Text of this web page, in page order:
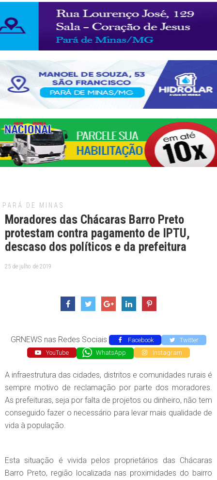
PARÁ DE MINAS
Moradores das Chácaras Barro Preto
protestam contra pagamento de IPTU,
descaso dos políticos e da prefeitura
25 de julho de 2019
GRNEWS nas Redes Sociais Facebook
Twitter
YouTube
WhatsApp Instagram
A infraestrutura das cidades, distritos e comunidades rurais é
sempre motivo de reclamação por parte dos moradores.
As prefeituras, seja por falta de projetos ou dinheiro, não tem
conseguido fazer o necessário para levar mais qualidade de
vida à população.
Esta situação é vivida pelos proprietários das Chácaras
Barro Preto, região localizada nas proximidades do bairro